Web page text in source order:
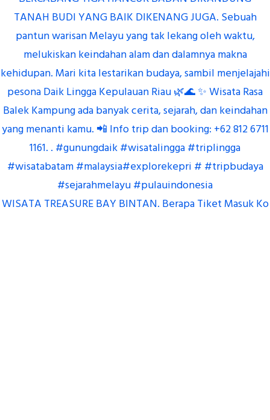
WISATA TREASURE BAY BINTAN. Berapa Tiket Masuk Ko